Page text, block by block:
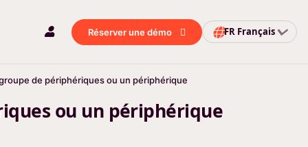
Réserver une démo FR Français
de périphériques ou un périphérique
ou un périphérique